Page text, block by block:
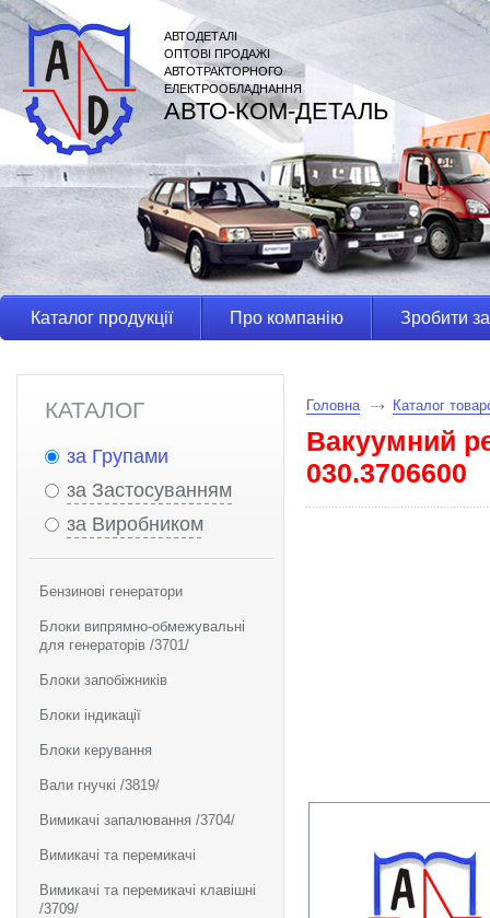
АВТОДЕТАЛІ
ОПТОВІ ПРОДАЖІ
АВТОТРАКТОРНОГО
ЕЛЕКТРООБЛАДНАННЯ
АВТО-КОМ-ДЕТАЛЬ
Каталог продукції Про компанію Зробити
КАТАЛОГ
за Групами
за Застосуванням
за Виробником
Бензинові генератори
Блоки випрямно-обмежувальні
для генераторів /3701/
Блоки запобіжників
Блоки індикації
Блоки керування
Вали гнучкі /3819/
Вимикачі запалювання /3704/
Вимикачі та перемикачі
Вимикачі та перемикачі клавішні
/3709/
Головна Каталог
Вакуумний
030.3706600